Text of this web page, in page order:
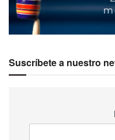
Suscríbete a nuestro